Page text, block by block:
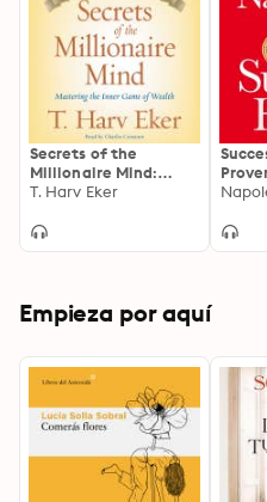
Secrets of the
Millionaire Mind:
Mastering the Inner
T. Harv Eker
Empieza por aquí